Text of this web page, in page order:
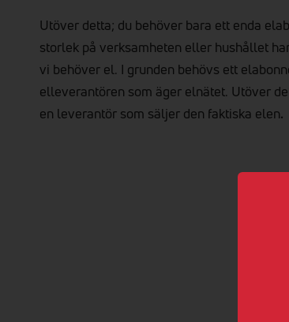
Utöver detta; du behöver bara ett enda
storlek på verksamheten eller hushållet
vi behöver el. I grunden behövs ett
elleverantören som äger el­nätet. Utöver
en leverantör som säljer den faktiska elen.